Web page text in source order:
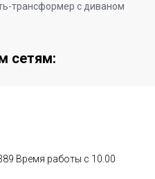
трансформер с диваном
сетям:
Время работы с 10.00